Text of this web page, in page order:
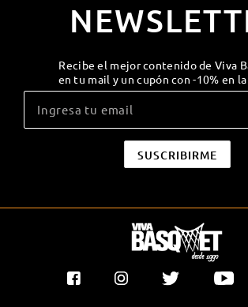
Recibe el mejor contenido de Viva
en tu mail y un cupón con -10% en